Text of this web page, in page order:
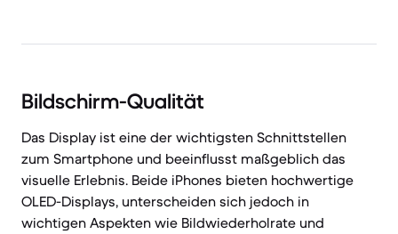
Bildschirm-Qualität
Das Display ist eine der wichtigsten Schnittstellen
zum Smartphone und beeinflusst maßgeblich das
visuelle Erlebnis. Beide iPhones bieten hochwertige
OLED-Displays, unterscheiden sich jedoch in
wichtigen Aspekten wie Bildwiederholrate und